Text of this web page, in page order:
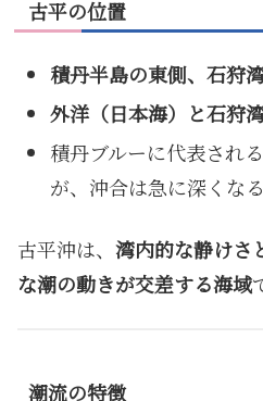
古平の位置
積丹半島の東側、石狩
外洋（日本海）と石狩
積丹ブルーに代表される
が、沖合は急に深くな
古平沖は、 湾内的な静けさ
な潮の動きが交差する海域
潮流の特徴